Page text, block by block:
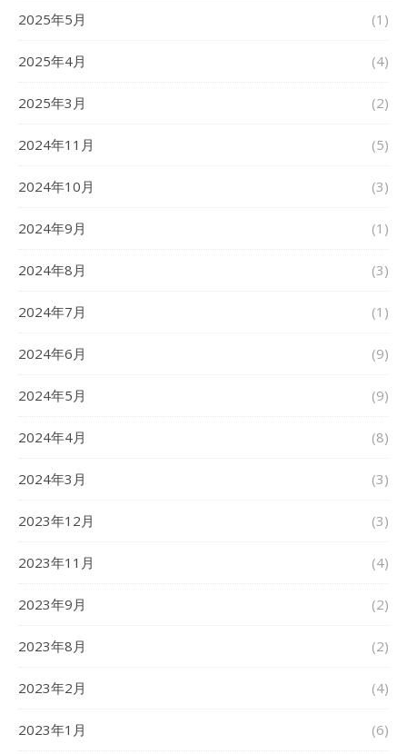
2025年5月 (1)
2025年4月 (4)
2025年3月 (2)
2024年11月 (5)
2024年10月 (3)
2024年9月 (1)
2024年8月 (3)
2024年7月 (1)
2024年6月 (9)
2024年5月 (9)
2024年4月 (8)
2024年3月 (3)
2023年12月 (3)
2023年11月 (4)
2023年9月 (2)
2023年8月 (2)
2023年2月 (4)
2023年1月 (6)